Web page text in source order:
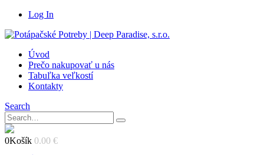
Log In
Úvod
Prečo nakupovať u nás
Tabuľka veľkostí
Kontakty
Search
0Košík 0.00 €